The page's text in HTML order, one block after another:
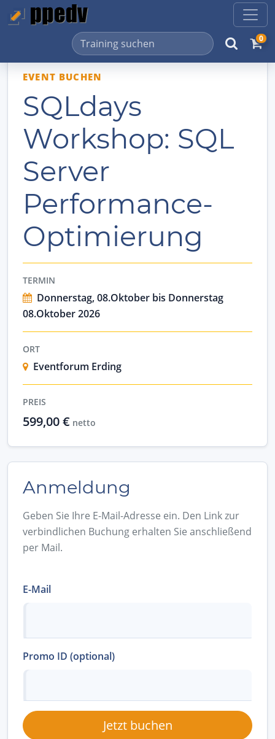
0
EVENT BUCHEN
SQLdays
Workshop: SQL
Server
Performance-
Optimierung
TERMIN
Donnerstag, 08.Oktober bis Donnerstag
08.Oktober 2026
ORT
Eventforum Erding
PREIS
599,00 € netto
Anmeldung
Geben Sie Ihre E-Mail-Adresse ein. Den Link zur
verbindlichen Buchung erhalten Sie anschließend
per Mail.
E-Mail
Promo ID (optional)
Jetzt buchen